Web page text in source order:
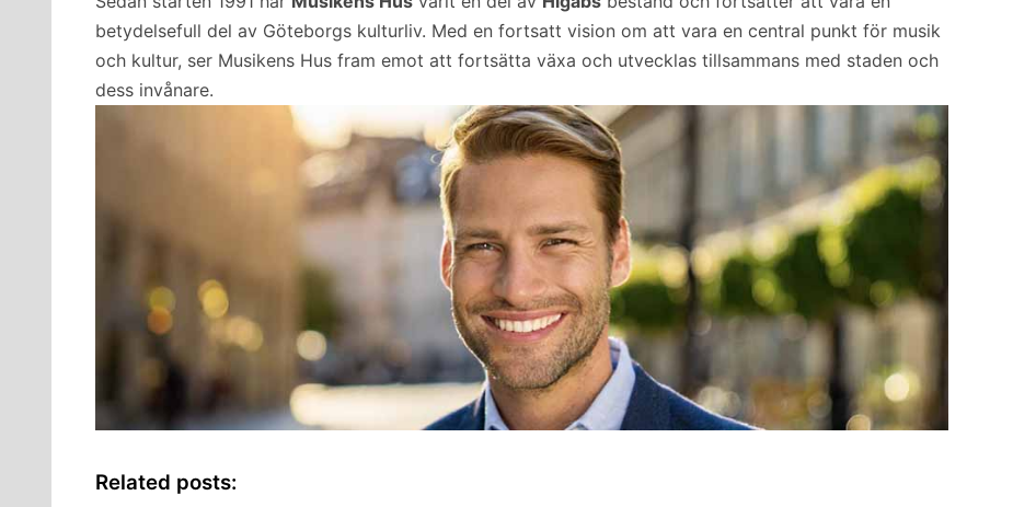
betydelsefull del av Göteborgs kulturliv. Med en fortsatt vision om att vara en central punkt för musik
och kultur, ser Musikens Hus fram emot att fortsätta växa och utvecklas tillsammans med staden och
dess invånare.
Related posts: